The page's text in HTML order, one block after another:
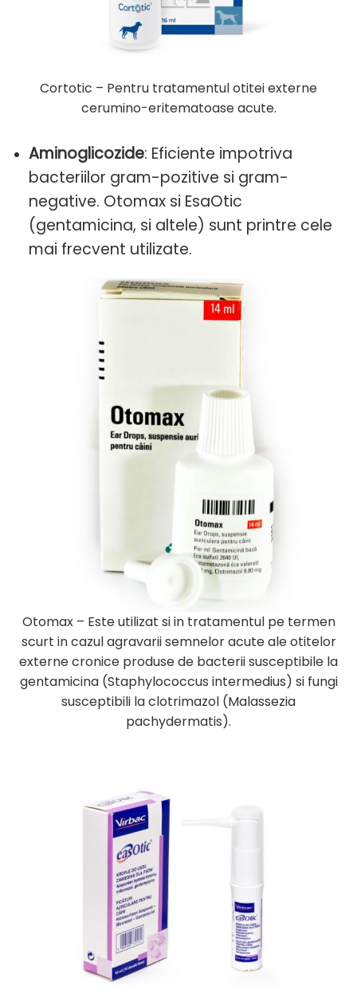
Cortotic – Pentru tratamentul otitei externe
cerumino-eritematoase acute.
Aminoglicozide: Eficiente impotriva
bacteriilor gram-pozitive si gram-
negative. Otomax si EsaOtic
(gentamicina, si altele) sunt printre cele
mai frecvent utilizate.
Otomax – Este utilizat si in tratamentul pe termen
scurt in cazul agravarii semnelor acute ale otitelor
externe cronice produse de bacterii susceptibile la
gentamicina (Staphylococcus intermedius) si fungi
susceptibili la clotrimazol (Malassezia
pachydermatis).